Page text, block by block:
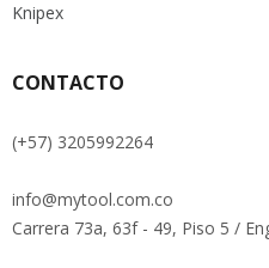
Knipex
CONTACTO
(+57) 3205992264
info@mytool.com.co
Carrera 73a, 63f - 49, Piso 5 /